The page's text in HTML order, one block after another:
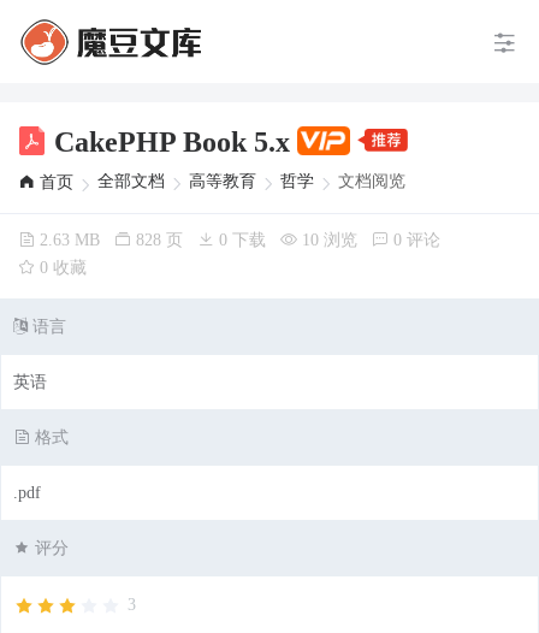
CakePHP Book 5.x
首页 全部文档 高等教育 哲学 文档阅览
2.63 MB 828 页 0 下载 10 浏览
0 评论
0 收藏
语言
英语
格式
.pdf
评分
3